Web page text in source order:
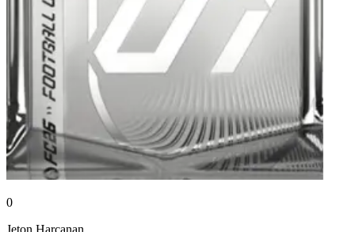
0
Jeton Harcanan